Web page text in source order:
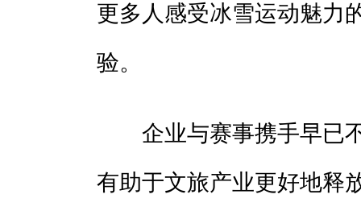
更多人感受冰雪运动魅力
验。
企业与赛事携手早已不
有助于文旅产业更好地释